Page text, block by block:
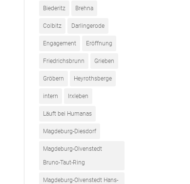
Biederitz Brehna
Colbitz Darlingerode
Engagement Eröffnung
Friedrichsbrunn Grieben
Gröbern Heyrothsberge
intern Irxleben
Läuft bei Humanas
Magdeburg-Diesdorf
Magdeburg-Olvenstedt
Bruno-Taut-Ring
Magdeburg-Olvenstedt Hans-